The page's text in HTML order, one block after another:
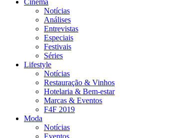
Notícias
Análises
Entrevistas
Especiais
Festivais
Séries
Lifestyle
Notícias
Restauração & Vinhos
Hotelaria & Bem-estar
Marcas & Eventos
F4F 2019
Moda
Notícias
Eventos